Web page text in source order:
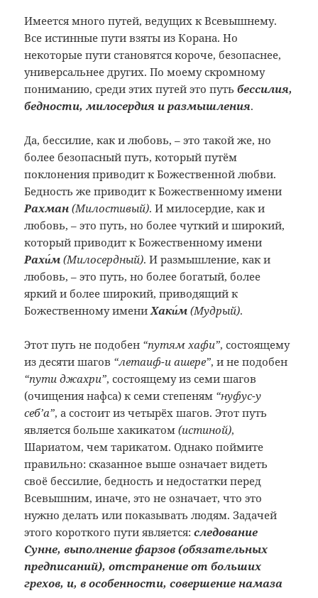
Имеется много путей, ведущих к Всевышнему.
Все истинные пути взяты из Корана. Но
некоторые пути становятся короче, безопаснее,
универсальнее других. По моему скромному
пониманию, среди этих путей это путьбессилия,
бедности, милосердия и размышления.
Да, бессилие, как и любовь, – это такой же, но
более безопасный путь, который путём
поклонения приводит к Божественной любви.
Бедность же приводит к Божественному имени
Рахман (Милостивый). И милосердие, как и
любовь, – это путь, но более чуткий и широкий,
который приводит к Божественному имени
Рахи́м (Милосердный). И размышление, как и
любовь, – это путь, но более богатый, более
яркий и более широкий, приводящий к
Божественному имениХаки́м (Мудрый).
Этот путь не подобен “путям хафи”, состоящему
из десяти шагов “летаиф-и ашере”, и не подобен
“пути джахри”, состоящему из семи шагов
(очищения нафса) к семи степеням “нуфус-у
себ’а”, а состоит из четырёх шагов. Этот путь
является больше хакикатом(истиной),
Шариатом, чем тарикатом. Однако поймите
правильно: сказанное выше означает видеть
своё бессилие, бедность и недостатки перед
Всевышним, иначе, это не означает, что это
нужно делать или показывать людям. Задачей
этого короткого пути является:следование
Сунне, выполнение фарзов (обязательных
предписаний), отстранение от больших
грехов, и, в особенности, совершение намаза